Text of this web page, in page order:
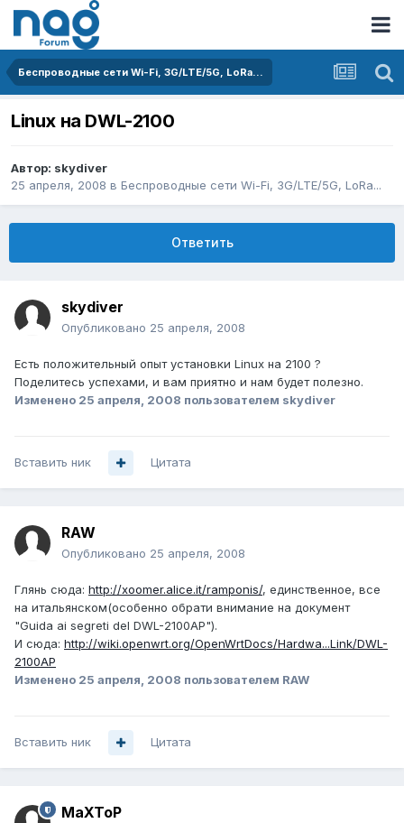
Беспроводные сети Wi-Fi, 3G/LTE/5G, LoRa...
Linux на DWL-2100
Автор: skydiver
25 апреля, 2008 в Беспроводные сети Wi-Fi, 3G/LTE/5G, LoRa...
Ответить
skydiver
Опубликовано 25 апреля, 2008
Есть положительный опыт установки Linux на 2100 ?
Поделитесь успехами, и вам приятно и нам будет полезно.
Изменено 25 апреля, 2008 пользователем skydiver
Вставить ник Цитата
RAW
Опубликовано 25 апреля, 2008
Глянь сюда: http://xoomer.alice.it/ramponis/, единственное, все
на итальянском(особенно обрати внимание на документ
"Guida ai segreti del DWL-2100AP").
И сюда: http://wiki.openwrt.org/OpenWrtDocs/Hardwa...Link/DWL-
2100AP
Изменено 25 апреля, 2008 пользователем RAW
Вставить ник Цитата
MaXToP